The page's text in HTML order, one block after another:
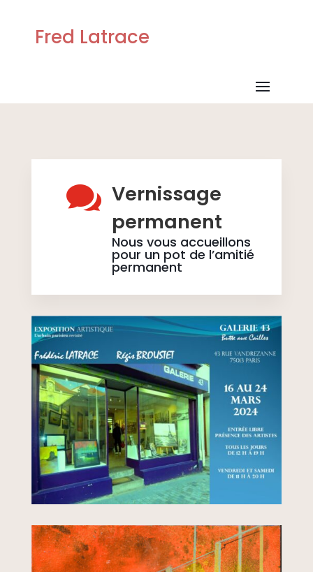
Fred Latrace
 Vernissage
permanent
Nous vous accueillons
pour un pot de l’amitié
permanent